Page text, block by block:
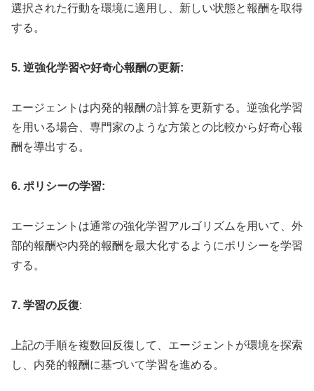
選択された行動を環境に適用し、新しい状態と報酬を取得
する。
5. 逆強化学習や好奇心報酬の更新:
エージェントは内発的報酬の計算を更新する。逆強化学習
を用いる場合、専門家のような方策との比較から好奇心報
酬を導出する。
6. ポリシーの学習:
エージェントは通常の強化学習アルゴリズムを用いて、外
部的報酬や内発的報酬を最大化するようにポリシーを学習
する。
7. 学習の反復:
上記の手順を複数回反復して、エージェントが環境を探索
し、内発的報酬に基づいて学習を進める。